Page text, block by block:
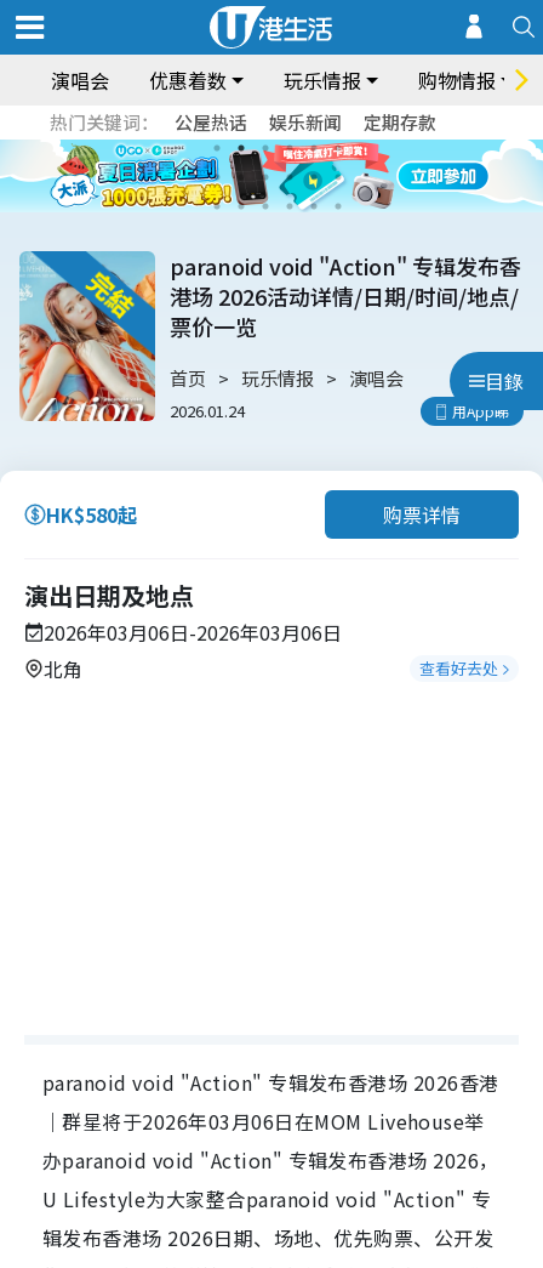
演唱会 优惠着数 玩乐情报 购物情报
热门关键词： 公屋热话 娱乐新闻 定期存款
目錄
paranoid void "Action" 专辑发布香
港场 2026活动详情/日期/时间/地点/
票价一览
首页 玩乐情报 演唱会
2026.01.24 用App睇
HK$580起 购票详情
演出日期及地点
2026年03月06日-2026年03月06日
北角
查看好去处
paranoid void "Action" 专辑发布香港场 2026香港
｜群星将于2026年03月06日在MOM Livehouse举
办paranoid void "Action" 专辑发布香港场 2026，
U Lifestyle为大家整合paranoid void "Action" 专
辑发布香港场 2026日期、场地、优先购票、公开发